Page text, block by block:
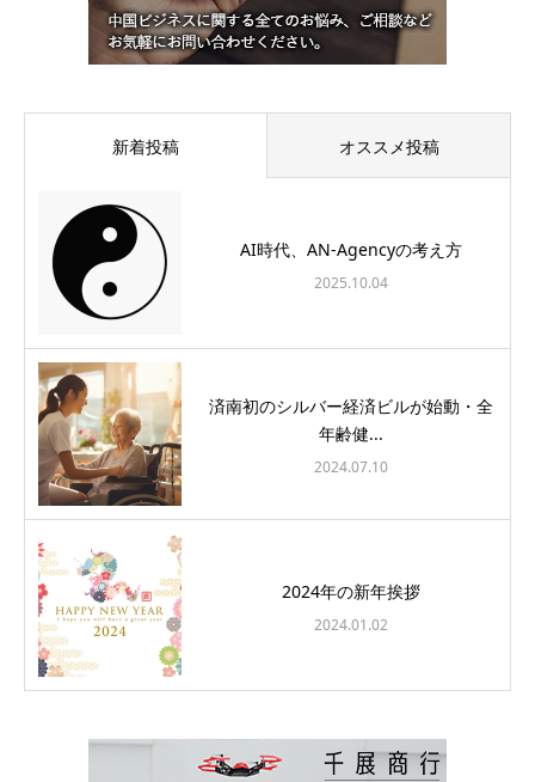
新着投稿 オススメ投稿
AI時代、AN-Agencyの考え方
2025.10.04
済南初のシルバー経済ビルが始動・全
年齢健...
2024.07.10
2024年の新年挨拶
2024.01.02